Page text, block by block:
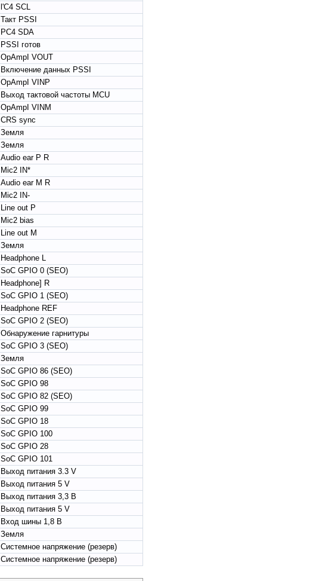
l'C4 SCL
Такт PSSI
PC4 SDA
PSSI готов
OpAmpI VOUT
Включение данных PSSI
OpAmpI VINP
Выход тактовой частоты MCU
OpAmpI VINM
CRS sync
Земля
Земля
Audio ear P R
Mic2 IN*
Audio ear M R
Mic2 IN-
Line out P
Mic2 bias
Line out M
Земля
Headphone L
SoC GPIO 0 (SEO)
Headphone] R
SoC GPIO 1 (SEO)
Headphone REF
SoC GPIO 2 (SEO)
Обнаружение гарнитуры
SoC GPIO 3 (SEO)
Земля
SoC GPIO 86 (SEO)
SoC GPIO 98
SoC GPIO 82 (SEO)
SoC GPIO 99
SoC GPIO 18
SoC GPIO 100
SoC GPIO 28
SoC GPIO 101
Выход питания 3.3 V
Выход питания 5 V
Выход питания 3,3 В
Выход питания 5 V
Вход шины 1,8 В
Земля
Системное напряжение (резерв)
Системное напряжение (резерв)